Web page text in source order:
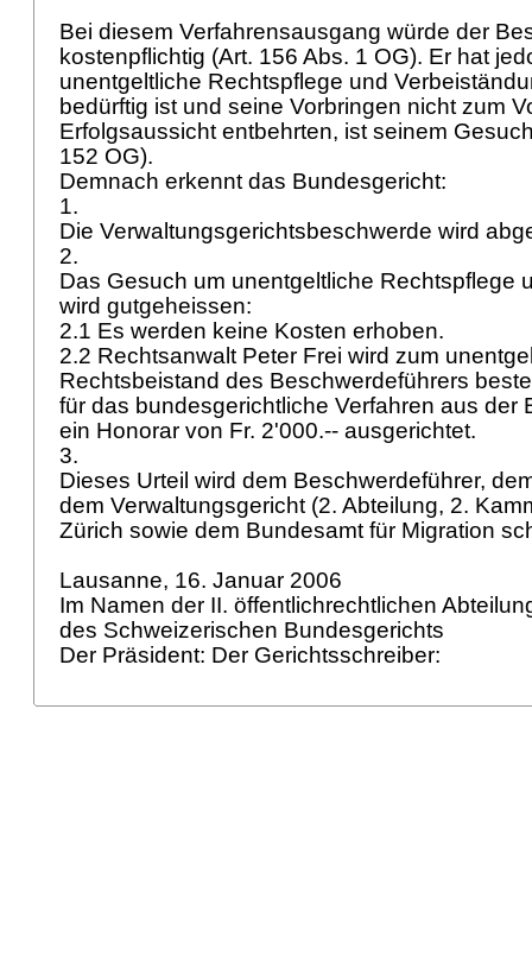
Bei diesem Verfahrensausgang würde der
kostenpflichtig (Art. 156 Abs. 1 OG). Er hat
unentgeltliche Rechtspflege und
bedürftig ist und seine Vorbringen nicht zum
Erfolgsaussicht entbehrten, ist seinem
152 OG).
Demnach erkennt das Bundesgericht:
1.
Die Verwaltungsgerichtsbeschwerde wird
2.
Das Gesuch um unentgeltliche Rechtspflege
wird gutgeheissen:
2.1 Es werden keine Kosten erhoben.
2.2 Rechtsanwalt Peter Frei wird zum
Rechtsbeistand des Beschwerdeführers
für das bundesgerichtliche Verfahren aus der
ein Honorar von Fr. 2'000.-- ausgerichtet.
3.
Dieses Urteil wird dem Beschwerdeführer,
dem Verwaltungsgericht (2. Abteilung, 2.
Zürich sowie dem Bundesamt für Migration
Lausanne, 16. Januar 2006
Im Namen der II. öffentlichrechtlichen
des Schweizerischen Bundesgerichts
Der Präsident: Der Gerichtsschreiber: